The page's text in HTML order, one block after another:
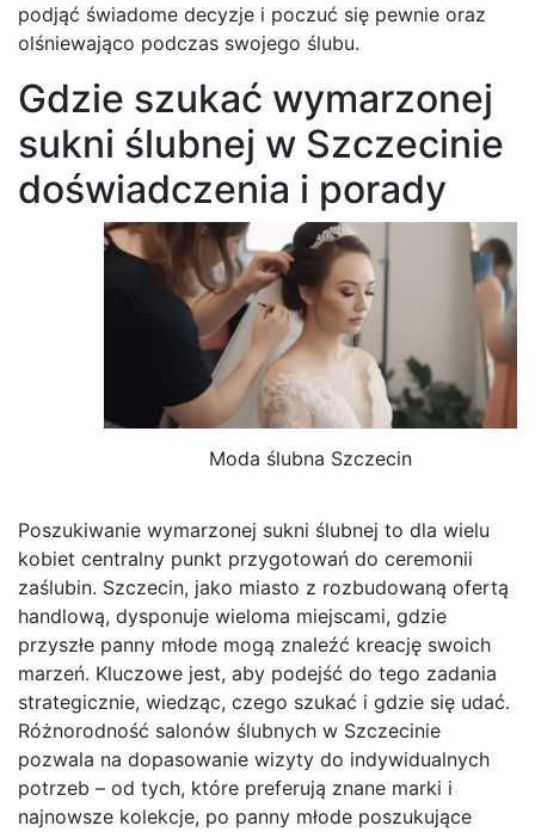
podjąć świadome decyzje i poczuć się pewnie oraz
olśniewająco podczas swojego ślubu.
Gdzie szukać wymarzonej
sukni ślubnej w Szczecinie
doświadczenia i porady
Moda ślubna Szczecin
Poszukiwanie wymarzonej sukni ślubnej to dla wielu
kobiet centralny punkt przygotowań do ceremonii
zaślubin. Szczecin, jako miasto z rozbudowaną ofertą
handlową, dysponuje wieloma miejscami, gdzie
przyszłe panny młode mogą znaleźć kreację swoich
marzeń. Kluczowe jest, aby podejść do tego zadania
strategicznie, wiedząc, czego szukać i gdzie się udać.
Różnorodność salonów ślubnych w Szczecinie
pozwala na dopasowanie wizyty do indywidualnych
potrzeb – od tych, które preferują znane marki i
najnowsze kolekcje, po panny młode poszukujące